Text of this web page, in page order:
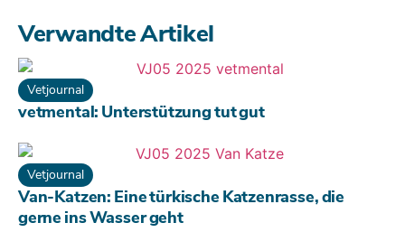
Verwandte Artikel
Vetjournal
vetmental: Unterstützung tut gut
Vetjournal
Van-Katzen: Eine türkische Katzenrasse, die
gerne ins Wasser geht